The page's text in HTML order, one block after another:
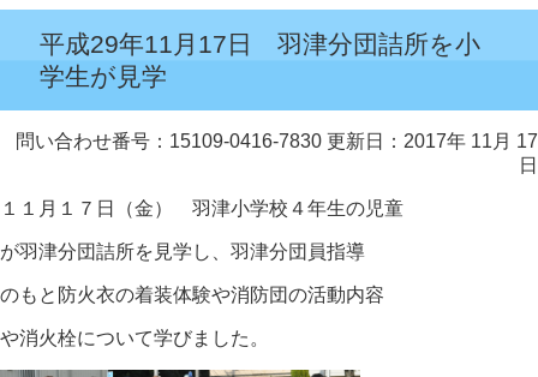
平成29年11月17日 羽津分団詰所を小
学生が見学
問い合わせ番号：15109-0416-7830 更新日：2017年 11月 17
日
１１月１７日（金） 羽津小学校４年生の児童
が羽津分団詰所を見学し、羽津分団員指導
のもと防火衣の着装体験や消防団の活動内容
や消火栓について学びました。